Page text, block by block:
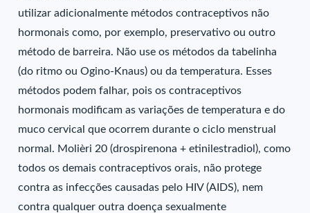
utilizar adicionalmente métodos contraceptivos não
hormonais como, por exemplo, preservativo ou outro
método de barreira. Não use os métodos da tabelinha
(do ritmo ou Ogino-Knaus) ou da temperatura. Esses
métodos podem falhar, pois os contraceptivos
hormonais modificam as variações de temperatura e do
muco cervical que ocorrem durante o ciclo menstrual
normal. Molièri 20 (drospirenona + etinilestradiol), como
todos os demais contraceptivos orais, não protege
contra as infecções causadas pelo HIV (AIDS), nem
contra qualquer outra doença sexualmente